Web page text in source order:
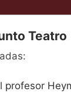
Teatro
profesor